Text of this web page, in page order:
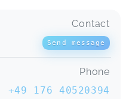
Contact
Send message
Phone
+49 176 40520394